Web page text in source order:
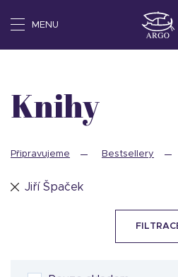
MENU
Knihy
Připravujeme Bestsellery
Jiří Špaček